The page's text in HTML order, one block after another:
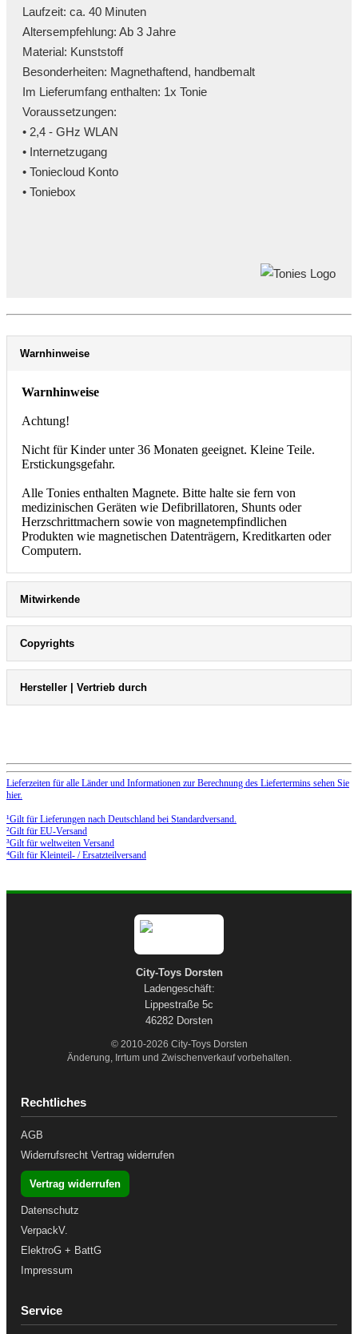
Laufzeit: ca. 40 Minuten
Altersempfehlung: Ab 3 Jahre
Material: Kunststoff
Besonderheiten: Magnethaftend, handbemalt
Im Lieferumfang enthalten: 1x Tonie
Voraussetzungen:
• 2,4 - GHz WLAN
• Internetzugang
• Toniecloud Konto
• Toniebox
Warnhinweise
Warnhinweise
Achtung!
Nicht für Kinder unter 36 Monaten geeignet. Kleine Teile.
Erstickungsgefahr.
Alle Tonies enthalten Magnete. Bitte halte sie fern von
medizinischen Geräten wie Defibrillatoren, Shunts oder
Herzschrittmachern sowie von magnetempfindlichen
Produkten wie magnetischen Datenträgern, Kreditkarten oder
Computern.
Mitwirkende
Copyrights
Hersteller | Vertrieb durch
Lieferzeiten für alle Länder und Informationen zur Berechnung des Liefertermins sehen Sie
hier.
¹Gilt für Lieferungen nach Deutschland bei Standardversand.
²Gilt für EU-Versand
³Gilt für weltweiten Versand
⁴Gilt für Kleinteil- / Ersatzteilversand
City-Toys Dorsten
Ladengeschäft:
Lippestraße 5c
46282 Dorsten
© 2010-2026 City-Toys Dorsten
Änderung, Irrtum und Zwischenverkauf vorbehalten.
Rechtliches
AGB
Widerrufsrecht Vertrag widerrufen
Vertrag widerrufen
Datenschutz
VerpackV.
ElektroG + BattG
Impressum
Service